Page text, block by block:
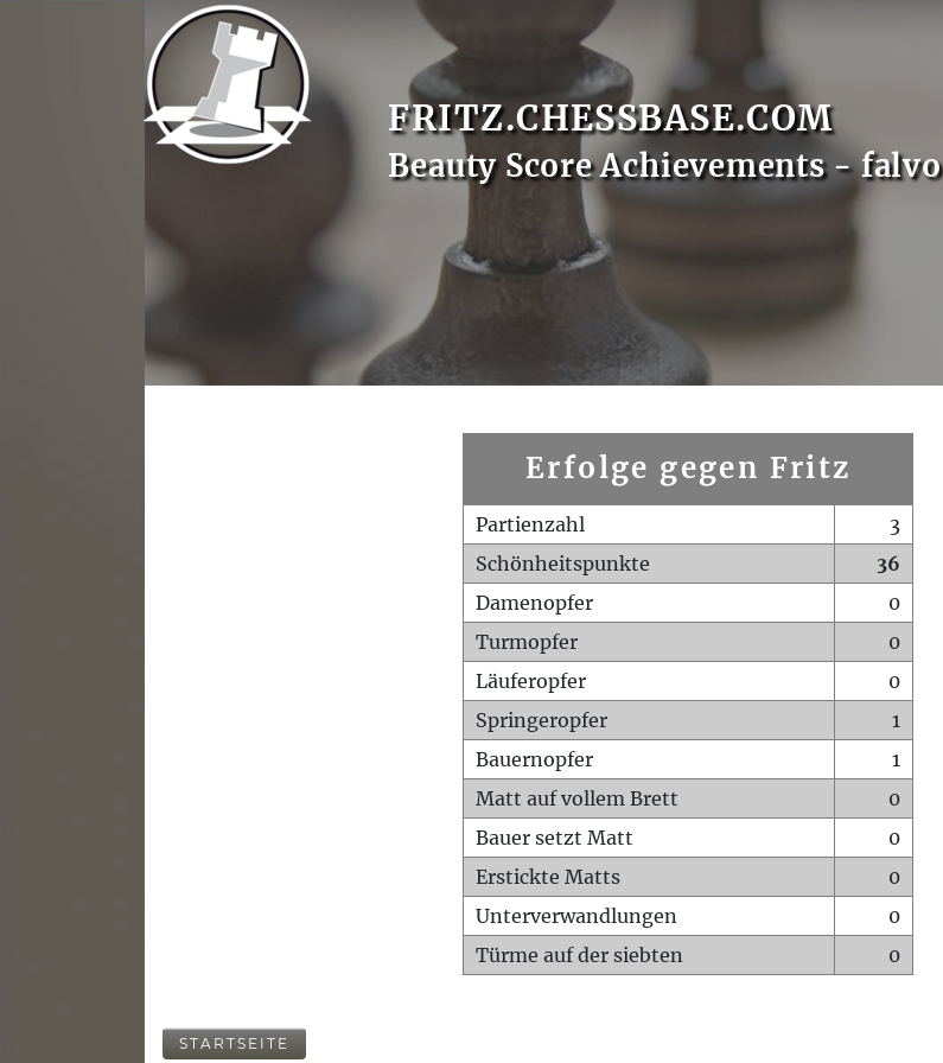
FRITZ.CHESSBASE.COM
Beauty Score Achievements - falvo
Erfolge gegen Fritz
Partienzahl
3
Schönheitspunkte
36
Damenopfer
0
Turmopfer
0
Läuferopfer
0
Springeropfer
1
Bauernopfer
1
Matt auf vollem Brett
0
Bauer setzt Matt
0
Erstickte Matts
0
Unterverwandlungen
0
Türme auf der siebten
0
STARTSEITE